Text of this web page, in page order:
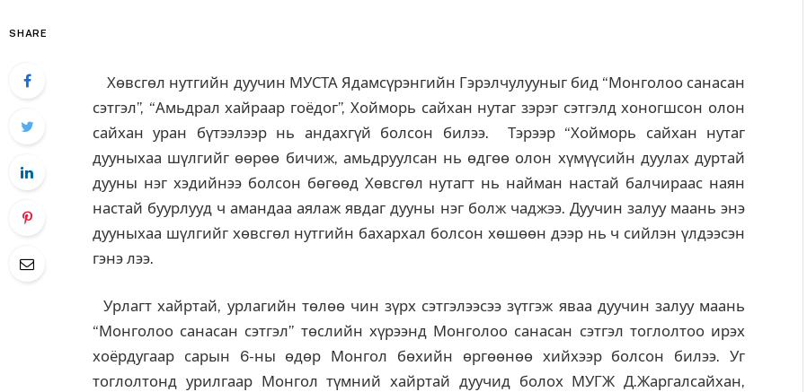
SHARE
Хөвсгөл нутгийн дуучин МУСТА Ядамсүрэнгийн Гэрэлчулууныг бид “Монголоо санасан
сэтгэл”, “Амьдрал хайраар гоёдог”, Хойморь сайхан нутаг зэрэг сэтгэлд хоногшсон олон
сайхан уран бүтээлээр нь андахгүй болсон билээ. Тэрээр “Хойморь сайхан нутаг
дууныхаа шүлгийг өөрөө бичиж, амьдруулсан нь өдгөө олон хүмүүсийн дуулах дуртай
дууны нэг хэдийнээ болсон бөгөөд Хөвсгөл нутагт нь найман настай балчираас наян
настай буурлууд ч амандаа аялаж явдаг дууны нэг болж чаджээ. Дуучин залуу маань энэ
дууныхаа шүлгийг хөвсгөл нутгийн бахархал болсон хөшөөн дээр нь ч сийлэн үлдээсэн
гэнэ лээ.
Урлагт хайртай, урлагийн төлөө чин зүрх сэтгэлээсээ зүтгэж яваа дуучин залуу маань
“Монголоо санасан сэтгэл” төслийн хүрээнд Монголоо санасан сэтгэл тоглолтоо ирэх
хоёрдугаар сарын 6-ны өдөр Монгол бөхийн өргөөнөө хийхээр болсон билээ. Уг
тоглолтонд урилгаар Монгол түмний хайртай дуучид болох МУГЖ Д.Жаргалсайхан,